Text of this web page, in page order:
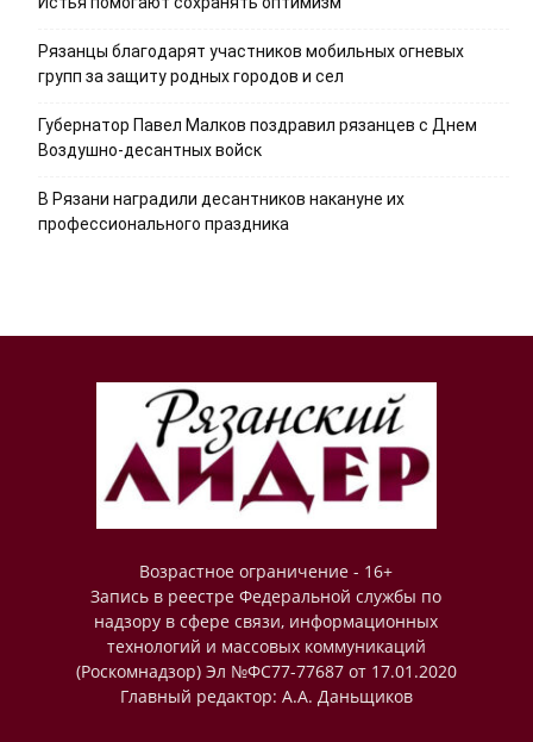
Рязанцы благодарят участников мобильных огневых
групп за защиту родных городов и сел
Губернатор Павел Малков поздравил рязанцев с Днем
Воздушно-десантных войск
В Рязани наградили десантников накануне их
профессионального праздника
Возрастное ограничение - 16+
Запись в реестре Федеральной службы по
надзору в сфере связи, информационных
технологий и массовых коммуникаций
(Роскомнадзор) Эл №ФС77-77687 от 17.01.2020
Главный редактор: А.А. Даньщиков